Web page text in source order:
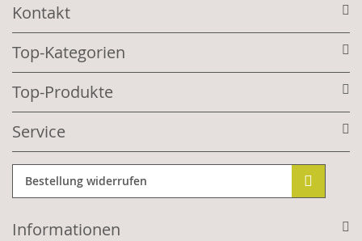
Kontakt
Top-Kategorien
Top-Produkte
Service
Bestellung widerrufen
Informationen